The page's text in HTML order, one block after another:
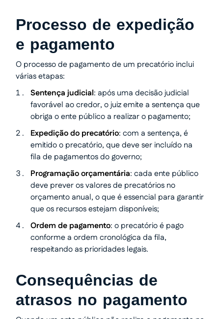
Processo de expedição
e pagamento
O processo de pagamento de um precatório inclui
várias etapas:
Sentença judicial: após uma decisão judicial
favorável ao credor, o juiz emite a sentença que
obriga o ente público a realizar o pagamento;
Expedição do precatório: com a sentença, é
emitido o precatório, que deve ser incluído na
fila de pagamentos do governo;
Programação orçamentária: cada ente público
deve prever os valores de precatórios no
orçamento anual, o que é essencial para garantir
que os recursos estejam disponíveis;
Ordem de pagamento: o precatório é pago
conforme a ordem cronológica da fila,
respeitando as prioridades legais.
Consequências de
atrasos no pagamento